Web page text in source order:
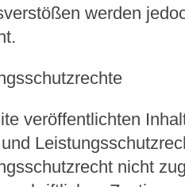
werden
veröffentlichten
nicht